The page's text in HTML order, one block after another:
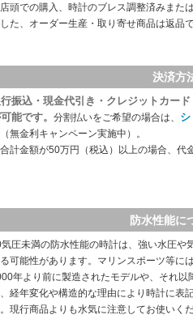
頭での購入、時計のブレス調整済みまた
た、オーダー生産・取り寄せ商品は返品で
決済方
振込・現金代引き・クレジットカー
能です。 分割払いをご希望の場合は、
無金利キャンペーン実施中）。
計金額が50万円（税込）以上の場合、代
防水性能に
気圧未満の防水性能の時計は、強い水圧や
可能性があります。マリンスポーツ等に
年より前に製造されたモデルや、それ
経年変化や構造的な理由により時計に表
現行商品よりも水気に注意してお使いくだ